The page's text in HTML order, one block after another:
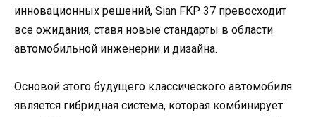
инновационных решений, Sian FKP 37 превосходит
все ожидания, ставя новые стандарты в области
автомобильной инженерии и дизайна.
Основой этого будущего классического автомобиля
является гибридная система, которая комбинирует